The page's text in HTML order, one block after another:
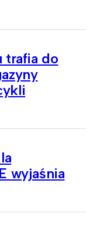
trafia do
wyjaśnia